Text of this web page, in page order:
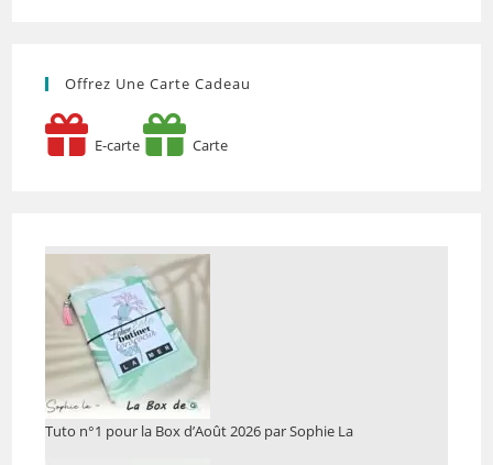
Offrez Une Carte Cadeau
E-carte Carte
Tuto n°1 pour la Box d’Août 2026 par Sophie La